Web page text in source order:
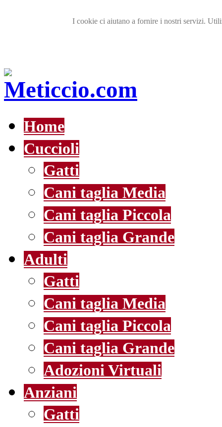
I cookie ci aiutano a fornire i nostri servizi.
Home
Cuccioli
Gatti
Cani taglia Media
Cani taglia Piccola
Cani taglia Grande
Adulti
Gatti
Cani taglia Media
Cani taglia Piccola
Cani taglia Grande
Adozioni Virtuali
Anziani
Gatti